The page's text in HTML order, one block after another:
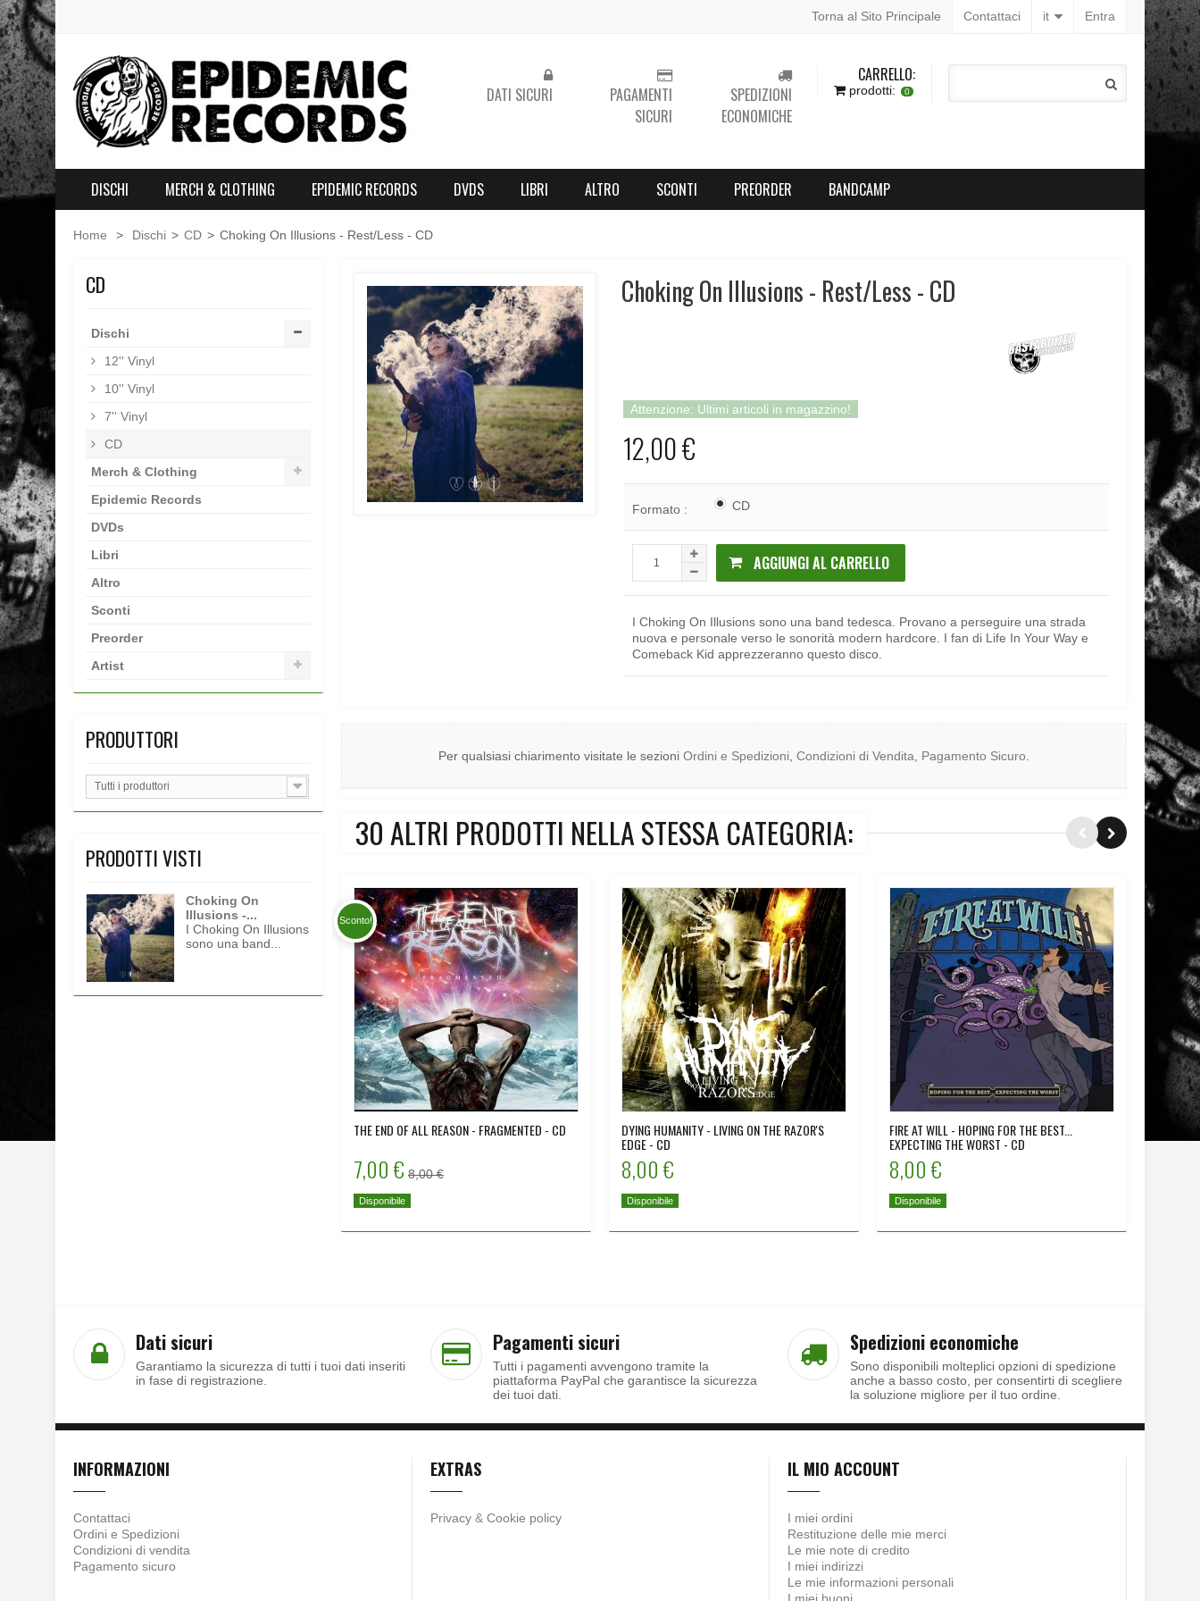
Entra
it
Contattaci
Torna al Sito Principale
CARRELLO:
prodotti: 0
DATI SICURI
PAGAMENTI
SICURI
SPEDIZIONI
ECONOMICHE
DISCHI MERCH & CLOTHING EPIDEMIC RECORDS DVDS LIBRI ALTRO SCONTI PREORDER BANDCAMP
Home > Dischi > CD > Choking On Illusions - Rest/Less - CD
CD
Dischi
12'' Vinyl
10'' Vinyl
7'' Vinyl
CD
Merch & Clothing
Epidemic Records
DVDs
Libri
Altro
Sconti
Preorder
Artist
PRODUTTORI
Tutti i produttori
PRODOTTI VISTI
Choking On
Illusions -...
I Choking On Illusions
sono una band...
Choking On Illusions - Rest/Less - CD
Attenzione: Ultimi articoli in magazzino!
12,00 €
Formato : CD
AGGIUNGI AL CARRELLO
I Choking On Illusions sono una band tedesca. Provano a perseguire una strada
nuova e personale verso le sonorità modern hardcore. I fan di Life In Your Way e
Comeback Kid apprezzeranno questo disco.
Per qualsiasi chiarimento visitate le sezioni Ordini e Spedizioni, Condizioni di Vendita, Pagamento Sicuro.
30 ALTRI PRODOTTI NELLA STESSA CATEGORIA:
Sconto!
THE END OF ALL REASON - FRAGMENTED - CD
7,00 € 8,00 €
Disponibile
DYING HUMANITY - LIVING ON THE RAZOR'S
EDGE - CD
8,00 €
Disponibile
FIRE AT WILL - HOPING FOR THE BEST...
EXPECTING THE WORST - CD
8,00 €
Disponibile
MY
Dati sicuri
Garantiamo la sicurezza di tutti i tuoi dati inseriti
in fase di registrazione.
Pagamenti sicuri
Tutti i pagamenti avvengono tramite la
piattaforma PayPal che garantisce la sicurezza
dei tuoi dati.
Spedizioni economiche
Sono disponibili molteplici opzioni di spedizione
anche a basso costo, per consentirti di scegliere
la soluzione migliore per il tuo ordine.
INFORMAZIONI
Contattaci
Ordini e Spedizioni
Condizioni di vendita
Pagamento sicuro
EXTRAS
Privacy& Cookie policy
IL MIO ACCOUNT
I miei ordini
Restituzione delle mie merci
Le mie note di credito
I miei indirizzi
Le mie informazioni personali